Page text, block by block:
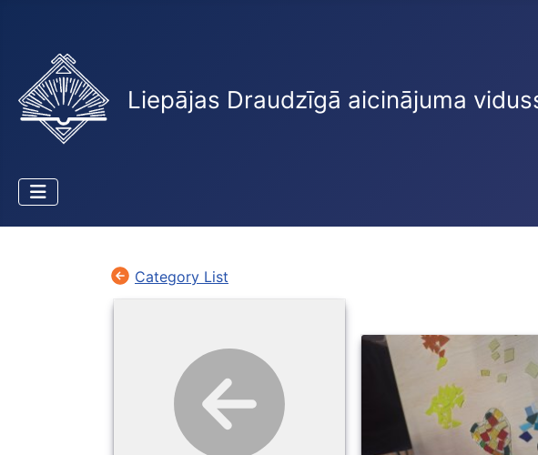
Liepājas Draudzīgā aicinājuma
Category List